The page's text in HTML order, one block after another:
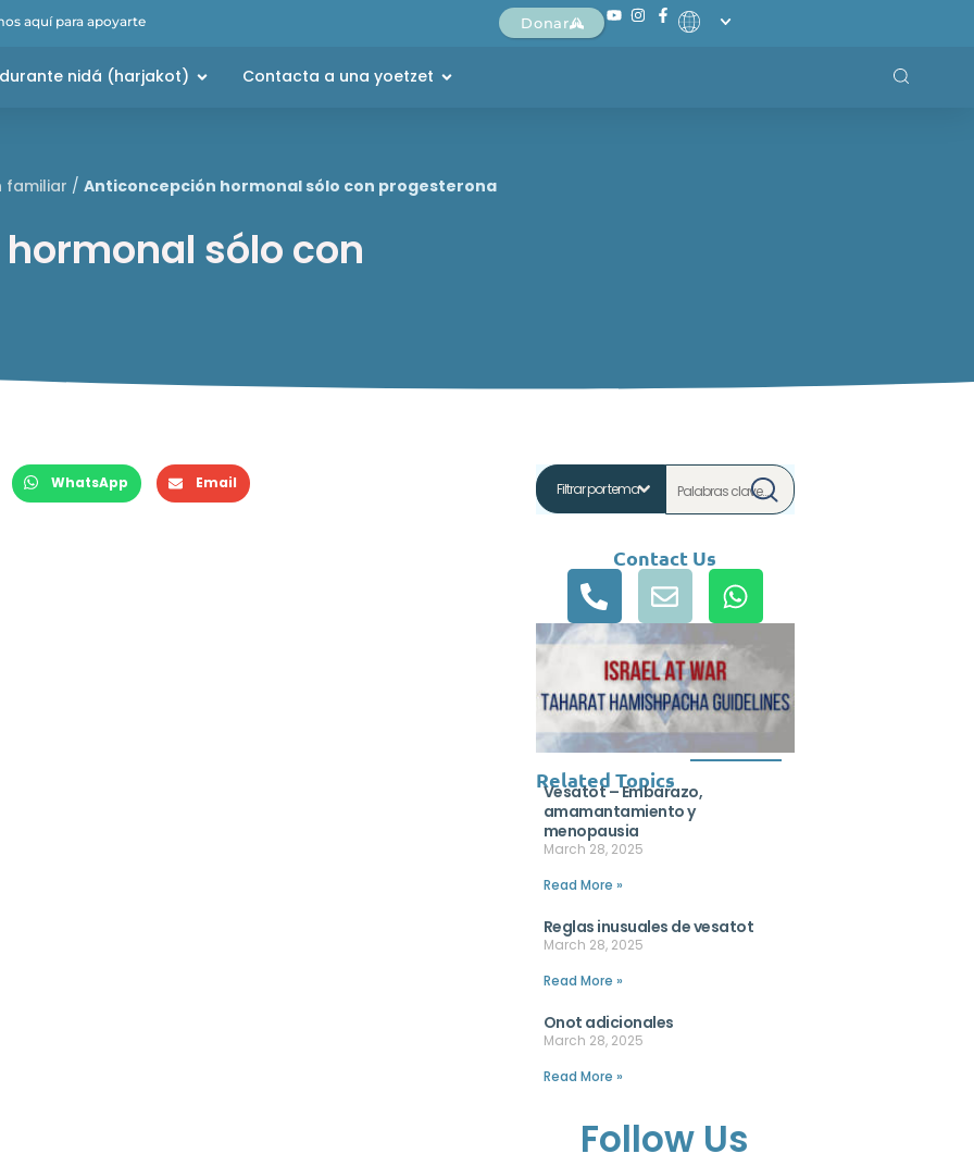
aquí para apoyarte Donar
nidá (harjakot) Contacta a una yoetzet
familiar / Anticoncepción hormonal sólo con progesterona
sólo con
WhatsApp Email
Contact Us
Related Topics
Vesatot – Embarazo,
amamantamiento y
menopausia
March 28, 2025
Read More »
Reglas inusuales de vesatot
March 28, 2025
Read More »
Onot adicionales
March 28, 2025
Read More »
Follow Us